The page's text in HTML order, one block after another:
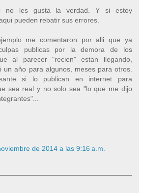
no les gusta la verdad. Y si estoy
pueden rebatir sus errores.
me comentaron por alli que ya
publicas por la demora de los
al parecer "recien" estan llegando,
un año para algunos, meses para otros.
si lo publican en internet para
sea real y no solo sea "lo que me dijo
de 2014 a las 9:16 a.m.